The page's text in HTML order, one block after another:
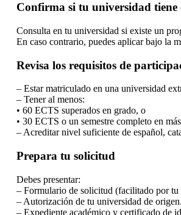
Confirma si tu universidad tiene
Consulta en tu universidad si existe un
En caso contrario, puedes aplicar bajo la
Revisa los requisitos de
– Estar matriculado en una universidad
– Tener al menos:
• 60 ECTS superados en grado, o
• 30 ECTS o un semestre completo en
– Acreditar nivel suficiente de español,
Prepara tu solicitud
Debes presentar:
– Formulario de solicitud (facilitado por
– Autorización de tu universidad de origen.
– Expediente académico y certificado de